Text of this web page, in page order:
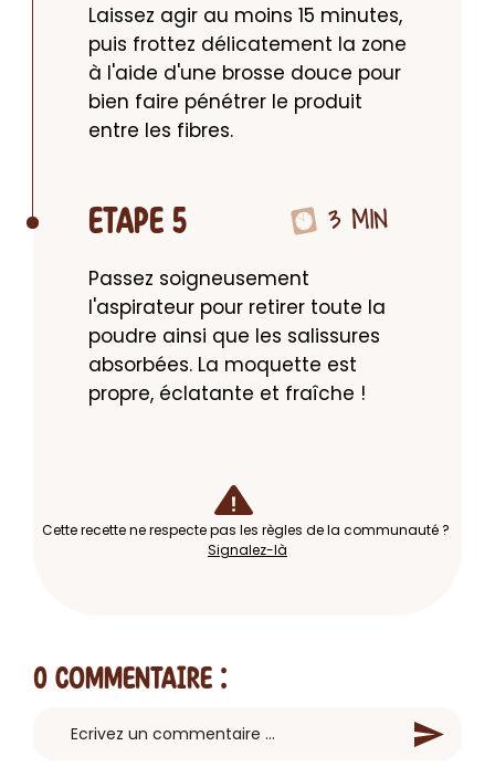
Laissez agir au moins 15 minutes,
puis frottez délicatement la zone
à l'aide d'une brosse douce pour
bien faire pénétrer le produit
entre les fibres.
ETAPE 5 3 MIN
Passez soigneusement
l'aspirateur pour retirer toute la
poudre ainsi que les salissures
absorbées. La moquette est
propre, éclatante et fraîche !
Cette recette ne respecte pas les règles de la communauté ?
Signalez-là
0 Commentaire :